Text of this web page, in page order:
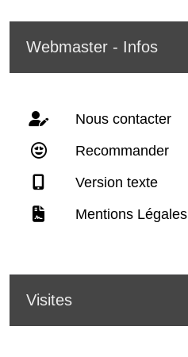
Webmaster - Infos
Nous contacter
Recommander
Version texte
Mentions Légales
Visites